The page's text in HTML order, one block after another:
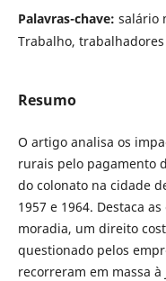
Palavras-chave: salário
Trabalho,
Resumo
O artigo analisa os
rurais pelo pagamento
do colonato na cidade
1957 e 1964. Destaca
moradia, um direito
questionado pelos
recorreram em massa